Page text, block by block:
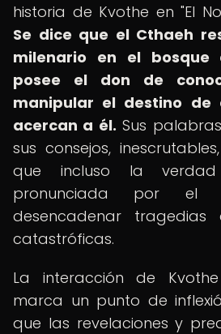
historia de Kvothe en "El
Se dice que el Cthaeh
milenario en el
posee el don de
manipular el destino de
acercan a él. Sus
sus consejos,
que incluso la
pronunciada por el
desencadenar tragedias
catastróficas.
La interacción de
marca un punto de
que las revelaciones y